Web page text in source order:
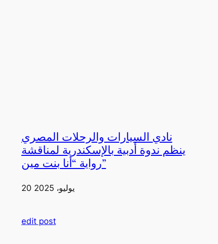
نادي السيارات والرحلات المصري
ينظم ندوة أدبية بالإسكندرية لمناقشة
رواية “أنا بنت مين”
20 يوليو، 2025
edit post